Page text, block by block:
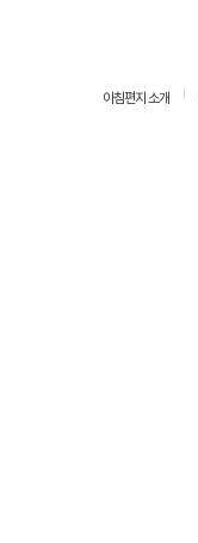
아침편지 소개